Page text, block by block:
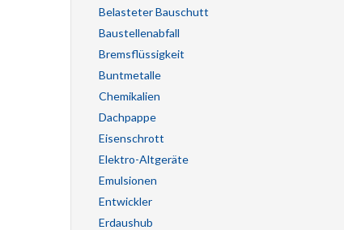
Belasteter Bauschutt
Baustellenabfall
Bremsflüssigkeit
Buntmetalle
Chemikalien
Dachpappe
Eisenschrott
Elektro-Altgeräte
Emulsionen
Entwickler
Erdaushub